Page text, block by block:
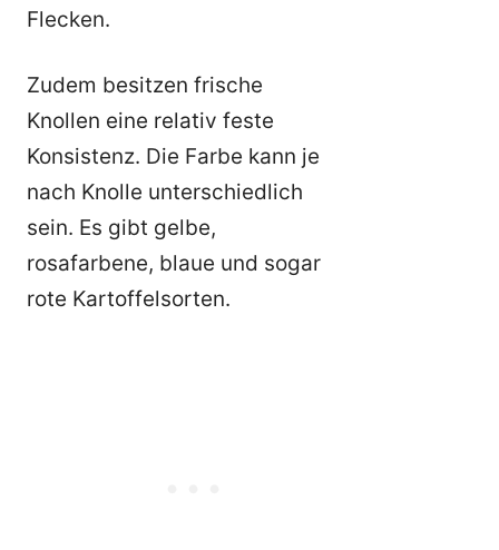
Flecken.
Zudem besitzen frische
Knollen eine relativ feste
Konsistenz. Die Farbe kann je
nach Knolle unterschiedlich
sein. Es gibt gelbe,
rosafarbene, blaue und sogar
rote Kartoffelsorten.